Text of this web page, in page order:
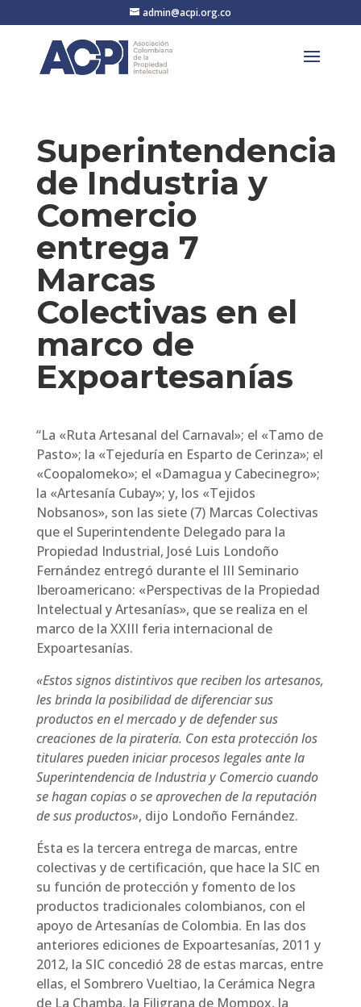
admin@acpi.org.co
Superintendencia
de Industria y
Comercio
entrega 7
Marcas
Colectivas en el
marco de
Expoartesanías
“La «Ruta Artesanal del Carnaval»; el «Tamo de
Pasto»; la «Tejeduría en Esparto de Cerinza»; el
«Coopalomeko»; el «Damagua y Cabecinegro»;
la «Artesanía Cubay»; y, los «Tejidos
Nobsanos», son las siete (7) Marcas Colectivas
que el Superintendente Delegado para la
Propiedad Industrial, José Luis Londoño
Fernández entregó durante el III Seminario
Iberoamericano: «Perspectivas de la Propiedad
Intelectual y Artesanías», que se realiza en el
marco de la XXIII feria internacional de
Expoartesanías.
«Estos signos distintivos que reciben los artesanos,
les brinda la posibilidad de diferenciar sus
productos en el mercado y de defender sus
creaciones de la piratería. Con esta protección los
titulares pueden iniciar procesos legales ante la
Superintendencia de Industria y Comercio cuando
se hagan copias o se aprovechen de la reputación
de sus productos», dijo Londoño Fernández.
Ésta es la tercera entrega de marcas, entre
colectivas y de certificación, que hace la SIC en
su función de protección y fomento de los
productos tradicionales colombianos, con el
apoyo de Artesanías de Colombia. En las dos
anteriores ediciones de Expoartesanías, 2011 y
2012, la SIC concedió 28 de estas marcas, entre
ellas, el Sombrero Vueltiao, la Cerámica Negra
de La Chamba, la Filigrana de Mompox, la